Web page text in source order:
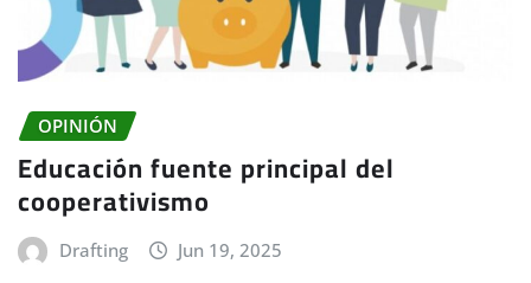
OPINIÓN
Educación fuente principal del
cooperativismo
Drafting Jun 19, 2025